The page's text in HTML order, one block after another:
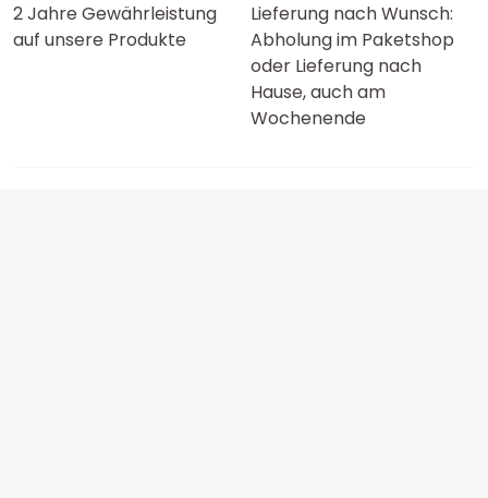
2 Jahre Gewährleistung
auf unsere Produkte
Lieferung nach Wunsch:
Abholung im Paketshop
oder Lieferung nach
Hause, auch am
Wochenende